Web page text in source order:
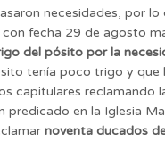
necesidades, por
fecha 29 de agosto
del pósito por la
tenía poco trigo y que
capitulares reclamando
predicado en la Iglesia
noventa ducados